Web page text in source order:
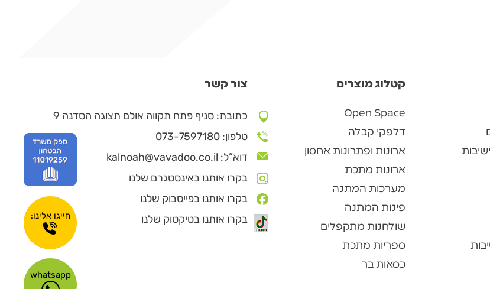
חייגו אלינו:
whatsapp
קטלוג מוצרים
Open Space
דלפקי קבלה
ארונות ופתרונות אחסון
ארונות מתכת
מערכות המתנה
פינות המתנה
שולחנות מתקפלים
ספריות מתכת
כסאות בר
צור קשר
כתובת: סניף פתח תקווה אולם תצוגה הסדנה 9
טלפון: 073-7597180
דוא”ל: kalnoah@vavadoo.co.il
בקרו אותנו באינסטגרם שלנו
בקרו אותנו בפייסבוק שלנו
בקרו אותנו בטיקטוק שלנו